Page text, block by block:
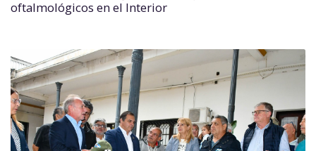
oftalmológicos en el Interior